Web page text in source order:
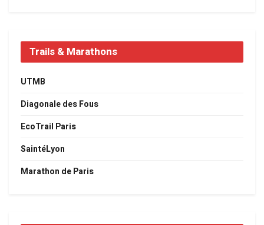
Trails & Marathons
UTMB
Diagonale des Fous
EcoTrail Paris
SaintéLyon
Marathon de Paris